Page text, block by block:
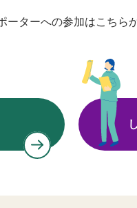
ーターへの参加はこちら